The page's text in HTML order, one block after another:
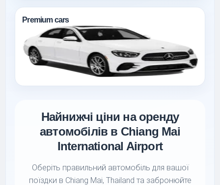
Premium cars
Найнижчі ціни на оренду
автомобілів в Chiang Mai
International Airport
Оберіть правильний автомобіль для вашої
поїздки в Chiang Mai, Thailand та забронюйте